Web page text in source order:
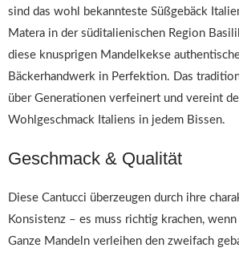
sind das wohl bekannteste Süßgebäck
Matera in der süditalienischen Region
diese knusprigen Mandelkekse
Bäckerhandwerk in Perfektion. Das
über Generationen verfeinert und vereint
Wohlgeschmack Italiens in jedem Bissen.
Geschmack & Qualität
Diese Cantucci überzeugen durch ihre
Konsistenz – es muss richtig krachen,
Ganze Mandeln verleihen den zweifach